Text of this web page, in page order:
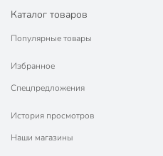
Каталог товаров
Популярные товары
Избранное
Спецпредложения
История просмотров
Наши магазины